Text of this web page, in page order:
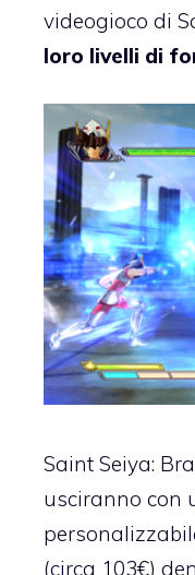
videogioco di
loro livelli di
Saint Seiya:
usciranno con
(circa 103€)